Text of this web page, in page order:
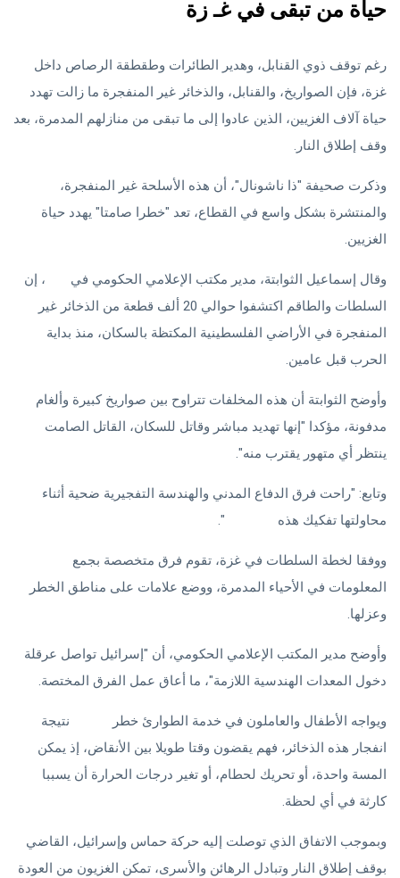
حياة من تبقى في غـ زة
رغم توقف ذوي القنابل، وهدير الطائرات وطقطقة الرصاص داخل
غزة، فإن الصواريخ، والقنابل، والذخائر غير المنفجرة ما زالت تهدد
حياة آلاف الغزيين، الذين عادوا إلى ما تبقى من منازلهم المدمرة، بعد
وقف إطلاق النار.
وذكرت صحيفة "ذا ناشونال"، أن هذه الأسلحة غير المنفجرة،
والمنتشرة بشكل واسع في القطاع، تعد "خطرا صامتا" يهدد حياة
الغزيين.
وقال إسماعيل الثوابتة، مدير مكتب الإعلامي الحكومي في
، إن
السلطات والطاقم اكتشفوا حوالي 20 ألف قطعة من الذخائر غير
المنفجرة في الأراضي الفلسطينية المكتظة بالسكان، منذ بداية
الحرب قبل عامين.
وأوضح الثوابتة أن هذه المخلفات تتراوح بين صواريخ كبيرة وألغام
مدفونة، مؤكدا "إنها تهديد مباشر وقاتل للسكان، القاتل الصامت
ينتظر أي متهور يقترب منه".
وتابع: "راحت فرق الدفاع المدني والهندسة التفجيرية ضحية أثناء
محاولتها تفكيك هذه
".
ووفقا لخطة السلطات في غزة، تقوم فرق متخصصة بجمع
المعلومات في الأحياء المدمرة، ووضع علامات على مناطق الخطر
وعزلها.
وأوضح مدير المكتب الإعلامي الحكومي، أن "إسرائيل تواصل عرقلة
دخول المعدات الهندسية اللازمة"، ما أعاق عمل الفرق المختصة.
ويواجه الأطفال والعاملون في خدمة الطوارئ خطر
نتيجة
انفجار هذه الذخائر، فهم يقضون وقتا طويلا بين الأنقاض، إذ يمكن
المسة واحدة، أو تحريك لحطام، أو تغير درجات الحرارة أن يسببا
كارثة في أي لحظة.
وبموجب الاتفاق الذي توصلت إليه حركة حماس وإسرائيل، القاضي
بوقف إطلاق النار وتبادل الرهائن والأسرى، تمكن الغزيون من العودة